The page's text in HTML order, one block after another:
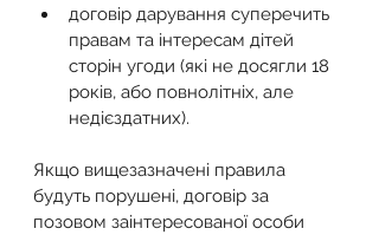
договір дарування суперечить
правам та інтересам дітей
сторін угоди (які не досягли 18
років, або повнолітніх, але
недієздатних).
Якщо вищезазначені правила
будуть порушені, договір за
позовом заінтересованої особи